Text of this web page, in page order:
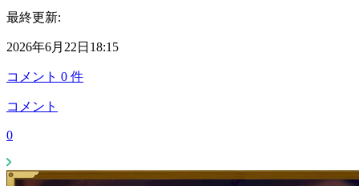
最終更新:
2026年6月22日18:15
コメント 0 件
コメント
0